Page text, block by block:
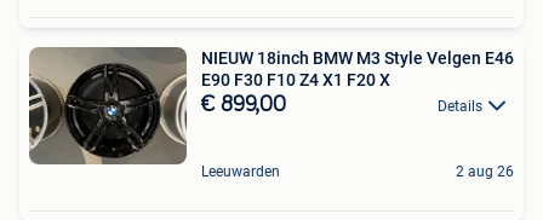
NIEUW 18inch BMW M3 Style Velgen E46
E90 F30 F10 Z4 X1 F20 X
€ 899,00 Details
Leeuwarden 2 aug 26